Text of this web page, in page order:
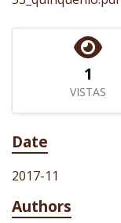
1
VISTAS
Date
2017-11
Authors